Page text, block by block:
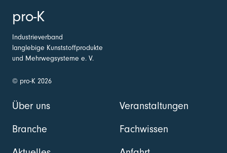
pro-K
Industrieverband
langlebige Kunststoffprodukte
und Mehrwegsysteme e. V.
© pro-K 2026
Über uns
Branche
Veranstaltungen
Fachwissen